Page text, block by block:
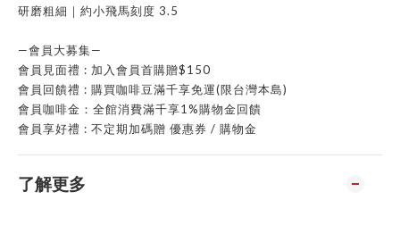
研磨粗細｜約小飛馬刻度 3.5
—會員大募集—
會員見面禮 : 加入會員首購贈$150
會員回饋禮 : 購買咖啡豆滿千享免運(限台灣本島)
會員咖啡金：全館消費滿千享1%購物金回饋
會員享好禮 : 不定期加碼贈 優惠券 / 購物金
了解更多